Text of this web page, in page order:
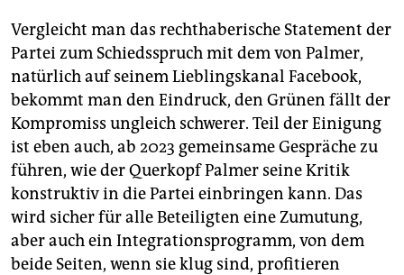
Vergleicht man das rechthaberische Statement der
Partei zum Schiedsspruch mit dem von Palmer,
natürlich auf seinem Lieblingskanal Facebook,
bekommt man den Eindruck, den Grünen fällt der
Kompromiss ungleich schwerer. Teil der Einigung
ist eben auch, ab 2023 gemeinsame Gespräche zu
führen, wie der Querkopf Palmer seine Kritik
konstruktiv in die Partei einbringen kann. Das
wird sicher für alle Beteiligten eine Zumutung,
aber auch ein Integrationsprogramm, von dem
beide Seiten, wenn sie klug sind, profitieren